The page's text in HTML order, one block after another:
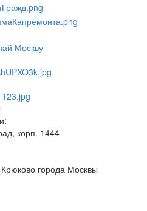
корп. 1444
города Москвы